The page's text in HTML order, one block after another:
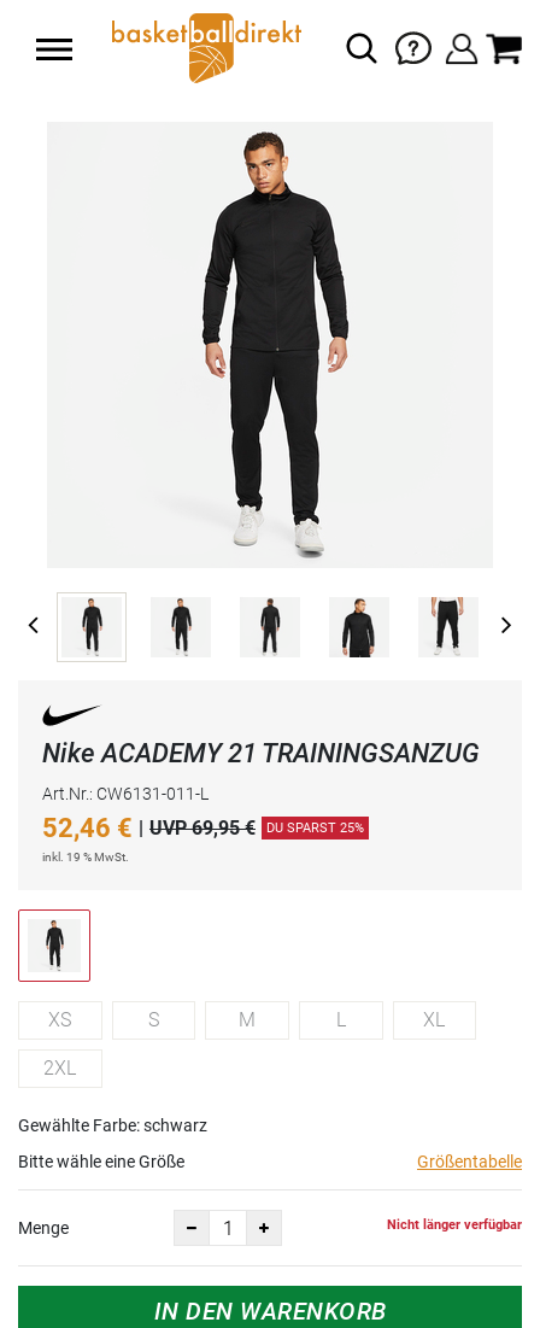
Nike ACADEMY 21 TRAININGSANZUG
Art.Nr.: CW6131-011-L
52,46 € | UVP 69,95 € DU SPARST 25%
inkl. 19 % MwSt.
XS S M L XL
2XL
Gewählte Farbe: schwarz
Bitte wähle eine Größe
Größentabelle
Menge Nicht länger verfügbar
IN DEN WARENKORB